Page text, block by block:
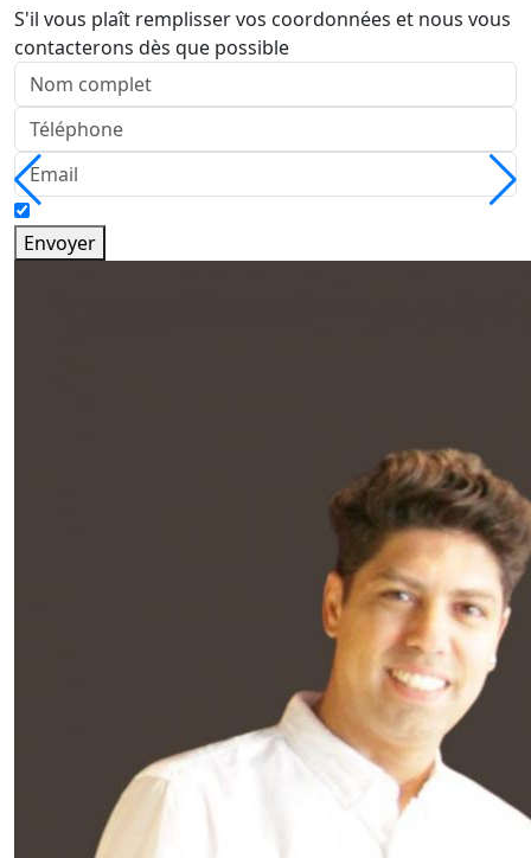
S'il vous plaît remplisser vos coordonnées et nous vous
contacterons dès que possible
Envoyer